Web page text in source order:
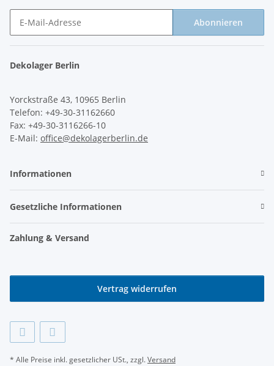
Abonnieren
Dekolager Berlin
Yorckstraße 43, 10965 Berlin
Telefon: +49-30-31162660
Fax: +49-30-3116266-10
E-Mail: office@dekolagerberlin.de
Informationen
Gesetzliche Informationen
Zahlung & Versand
Vertrag widerrufen
* Alle Preise inkl. gesetzlicher USt., zzgl.Versand